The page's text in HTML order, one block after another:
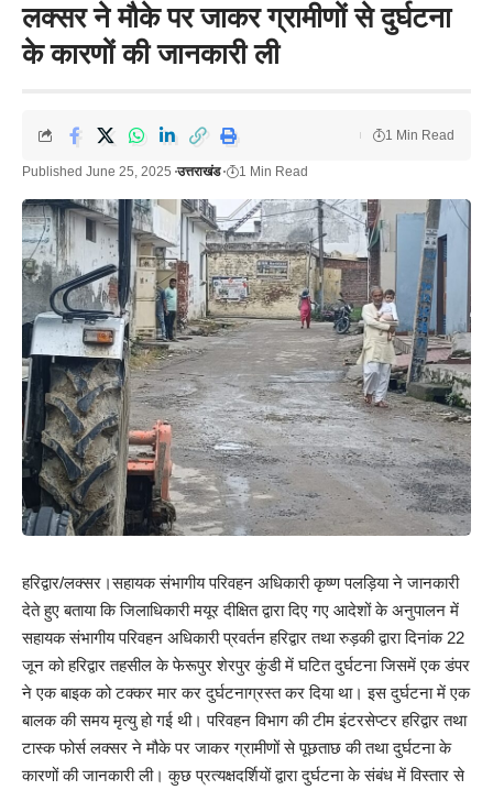
लक्सर ने मौके पर जाकर ग्रामीणों से दुर्घटना
के कारणों की जानकारी ली
Published June 25, 2025 उत्तराखंड 1 Min Read
1 Min Read
हरिद्वार/लक्सर।सहायक संभागीय परिवहन अधिकारी कृष्ण पलड़िया ने जानकारी
देते हुए बताया कि जिलाधिकारी मयूर दीक्षित द्वारा दिए गए आदेशों के अनुपालन में
सहायक संभागीय परिवहन अधिकारी प्रवर्तन हरिद्वार तथा रुड़की द्वारा दिनांक 22
जून को हरिद्वार तहसील के फेरूपुर शेरपुर कुंडी में घटित दुर्घटना जिसमें एक डंपर
ने एक बाइक को टक्कर मार कर दुर्घटनाग्रस्त कर दिया था। इस दुर्घटना में एक
बालक की समय मृत्यु हो गई थी। परिवहन विभाग की टीम इंटरसेप्टर हरिद्वार तथा
टास्क फोर्स लक्सर ने मौके पर जाकर ग्रामीणों से पूछताछ की तथा दुर्घटना के
कारणों की जानकारी ली। कुछ प्रत्यक्षदर्शियों द्वारा दुर्घटना के संबंध में विस्तार से